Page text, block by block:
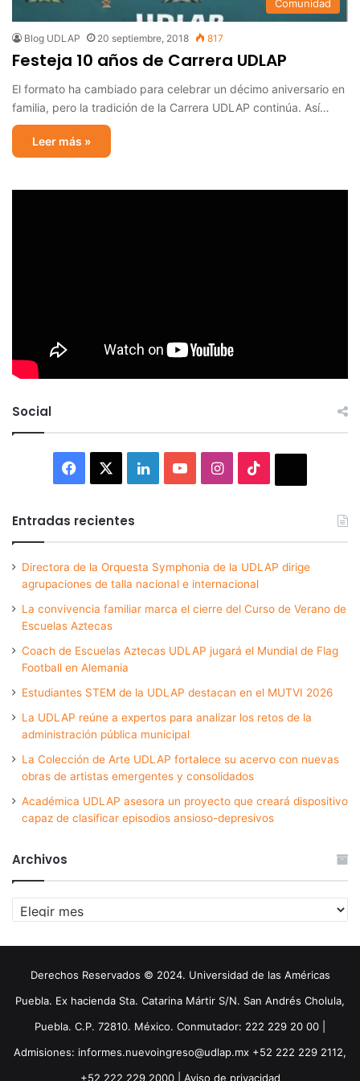
Comunidad
Blog UDLAP 20 septiembre, 2018 817
Festeja 10 años de Carrera UDLAP
El formato ha cambiado para celebrar un décimo aniversario en
familia, pero la tradición de la Carrera UDLAP continúa. Así…
Leer más »
Social
Facebook LinkedInYouTubeInstagram
Entradas recientes
Directora de la Orquesta Symphonia de la UDLAP dirige
agrupaciones de talla nacional e internacional
La convivencia familiar marca el cierre del Curso de Verano de
Escuelas Aztecas
Coach de Escuelas Aztecas UDLAP jugará el Mundial de Flag
Football en Alemania
Estudiantes STEM de la UDLAP destacan en el MUTVI 2026
La UDLAP reúne a expertos para analizar los retos de la
administración pública municipal
La Colección de Arte UDLAP fortalece su acervo con nuevas
obras de artistas emergentes y consolidados
Académica UDLAP asesora un proyecto que creará dispositivo
capaz de clasificar episodios ansioso-depresivos
Archivos
Archivos
Derechos Reservados © 2024. Universidad de las Américas
Puebla. Ex hacienda Sta. Catarina Mártir S/N. San Andrés Cholula,
Puebla. C.P. 72810. México. Conmutador: 222 229 20 00 |
Admisiones: informes.nuevoingreso@udlap.mx +52 222 229 2112,
+52 222 229 2000 | Aviso de privacidad